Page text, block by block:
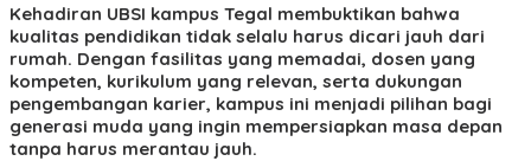
Kehadiran UBSI kampus Tegal membuktikan bahwa
kualitas pendidikan tidak selalu harus dicari jauh dari
rumah. Dengan fasilitas yang memadai, dosen yang
kompeten, kurikulum yang relevan, serta dukungan
pengembangan karier, kampus ini menjadi pilihan bagi
generasi muda yang ingin mempersiapkan masa depan
tanpa harus merantau jauh.